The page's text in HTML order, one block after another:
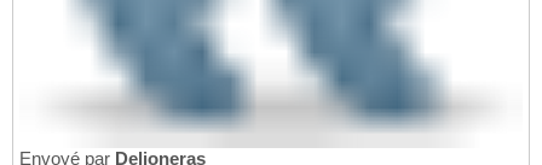
Envoyé par Delioneras